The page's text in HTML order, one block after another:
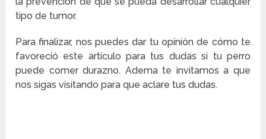
tipo de tumor.
Para finalizar, nos puedes dar tu opinión de cómo te
favoreció este artículo para tus dudas si tu perro
puede comer durazno. Adema te invitamos a que
nos sigas visitando para que aclare tus dudas.